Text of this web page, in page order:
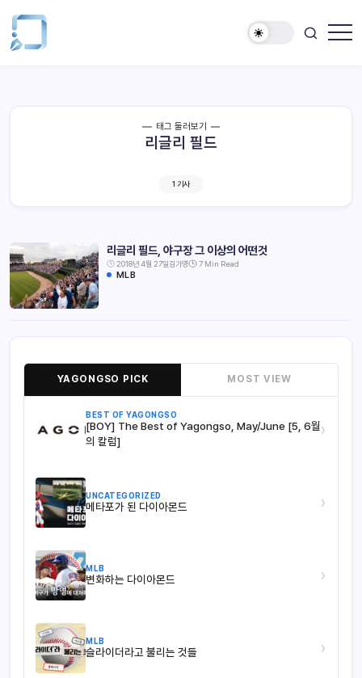
태그 둘러보기
리글리 필드
1 기사
리글리 필드, 야구장 그 이상의 어떤것
2018년 4월 27일김가영 7 Min Read
MLB
YAGONGSO PICK MOST VIEW
BEST OF YAGONGSO
[BOY] The Best of Yagongso, May/June [5, 6월
의 칼럼]
›
UNCATEGORIZED
메타포가 된 다이아몬드 ›
MLB
변화하는 다이아몬드 ›
MLB
슬라이더라고 불리는 것들 ›